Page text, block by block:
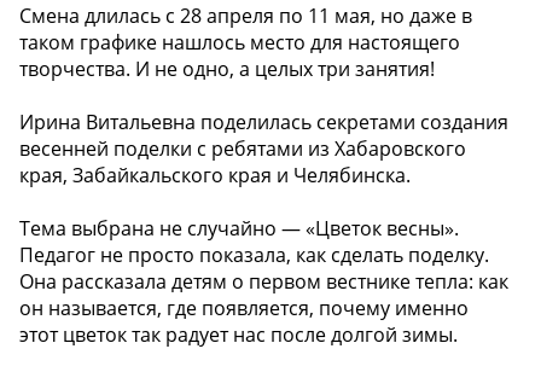
Смена длилась с 28 апреля по 11 мая, но даже в
таком графике нашлось место для настоящего
творчества. И не одно, а целых три занятия!
Ирина Витальевна поделилась секретами создания
весенней поделки с ребятами из Хабаровского
края, Забайкальского края и Челябинска.
Тема выбрана не случайно — «Цветок весны».
Педагог не просто показала, как сделать поделку.
Она рассказала детям о первом вестнике тепла: как
он называется, где появляется, почему именно
этот цветок так радует нас после долгой зимы.